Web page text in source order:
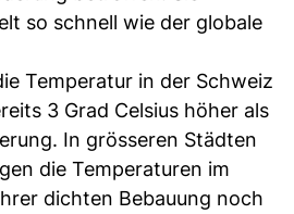
so schnell wie der globale
Temperatur in der Schweiz
3 Grad Celsius höher als
In grösseren Städten
die Temperaturen im
dichten Bebauung noch